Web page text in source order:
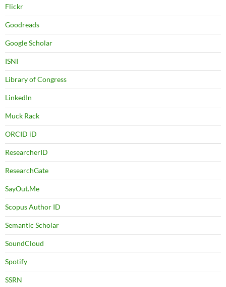
Flickr
Goodreads
Google Scholar
ISNI
Library of Congress
LinkedIn
Muck Rack
ORCID iD
ResearcherID
ResearchGate
SayOut.Me
Scopus Author ID
Semantic Scholar
SoundCloud
Spotify
SSRN